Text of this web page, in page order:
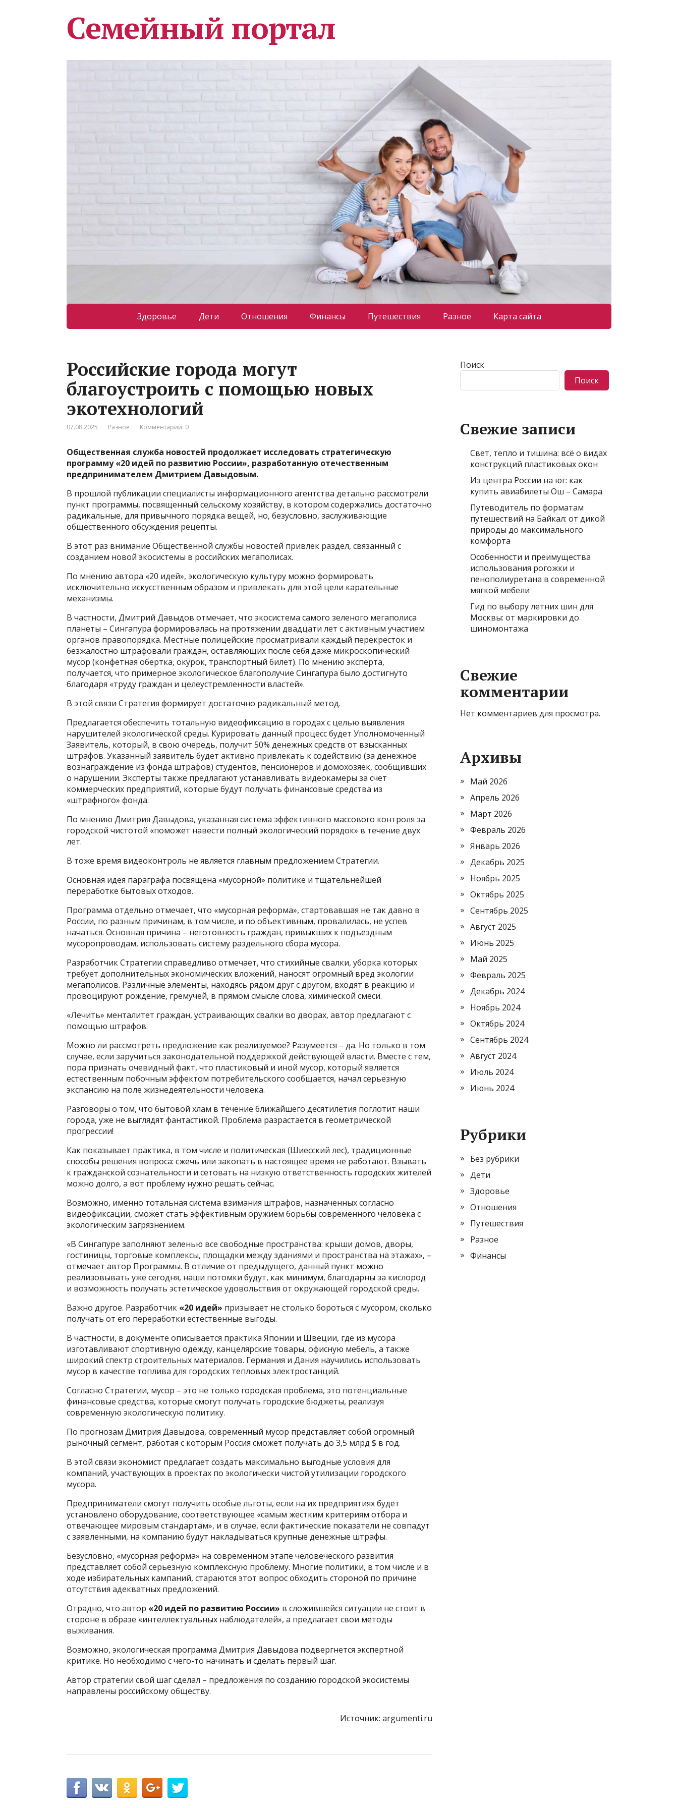
Семейный портал
Здоровье Дети Отношения Финансы Путешествия Разное Карта сайта
Российские города могут
благоустроить с помощью новых
экотехнологий
07.08.2025 Разное Комментарии: 0
Общественная служба новостей продолжает исследовать стратегическую
программу «20 идей по развитию России», разработанную отечественным
предпринимателем Дмитрием Давыдовым.
В прошлой публикации специалисты информационного агентства детально рассмотрели
пункт программы, посвященный сельскому хозяйству, в котором содержались достаточно
радикальные, для привычного порядка вещей, но, безусловно, заслуживающие
общественного обсуждения рецепты.
В этот раз внимание Общественной службы новостей привлек раздел, связанный с
созданием новой экосистемы в российских мегаполисах.
По мнению автора «20 идей», экологическую культуру можно формировать
исключительно искусственным образом и привлекать для этой цели карательные
механизмы.
В частности, Дмитрий Давыдов отмечает, что экосистема самого зеленого мегаполиса
планеты – Сингапура формировалась на протяжении двадцати лет с активным участием
органов правопорядка. Местные полицейские просматривали каждый перекресток и
безжалостно штрафовали граждан, оставляющих после себя даже микроскопический
мусор (конфетная обертка, окурок, транспортный билет). По мнению эксперта,
получается, что примерное экологическое благополучие Сингапура было достигнуто
благодаря «труду граждан и целеустремленности властей».
В этой связи Стратегия формирует достаточно радикальный метод.
Предлагается обеспечить тотальную видеофиксацию в городах с целью выявления
нарушителей экологической среды. Курировать данный процесс будет Уполномоченный
Заявитель, который, в свою очередь, получит 50% денежных средств от взысканных
штрафов. Указанный заявитель будет активно привлекать к содействию (за денежное
вознаграждение из фонда штрафов) студентов, пенсионеров и домохозяек, сообщивших
о нарушении. Эксперты также предлагают устанавливать видеокамеры за счет
коммерческих предприятий, которые будут получать финансовые средства из
«штрафного» фонда.
По мнению Дмитрия Давыдова, указанная система эффективного массового контроля за
городской чистотой «поможет навести полный экологический порядок» в течение двух
лет.
В тоже время видеоконтроль не является главным предложением Стратегии.
Основная идея параграфа посвящена «мусорной» политике и тщательнейшей
переработке бытовых отходов.
Программа отдельно отмечает, что «мусорная реформа», стартовавшая не так давно в
России, по разным причинам, в том числе, и по объективным, провалилась, не успев
начаться. Основная причина – неготовность граждан, привыкших к подъездным
мусоропроводам, использовать систему раздельного сбора мусора.
Разработчик Стратегии справедливо отмечает, что стихийные свалки, уборка которых
требует дополнительных экономических вложений, наносят огромный вред экологии
мегаполисов. Различные элементы, находясь рядом друг с другом, входят в реакцию и
провоцируют рождение, гремучей, в прямом смысле слова, химической смеси.
«Лечить» менталитет граждан, устраивающих свалки во дворах, автор предлагают с
помощью штрафов.
Можно ли рассмотреть предложение как реализуемое? Разумеется – да. Но только в том
случае, если заручиться законодательной поддержкой действующей власти. Вместе с тем,
пора признать очевидный факт, что пластиковый и иной мусор, который является
естественным побочным эффектом потребительского сообщается, начал серьезную
экспансию на поле жизнедеятельности человека.
Разговоры о том, что бытовой хлам в течение ближайшего десятилетия поглотит наши
города, уже не выглядят фантастикой. Проблема разрастается в геометрической
прогрессии!
Как показывает практика, в том числе и политическая (Шиесский лес), традиционные
способы решения вопроса: сжечь или закопать в настоящее время не работают. Взывать
к гражданской сознательности и сетовать на низкую ответственность городских жителей
можно долго, а вот проблему нужно решать сейчас.
Возможно, именно тотальная система взимания штрафов, назначенных согласно
видеофиксации, сможет стать эффективным оружием борьбы современного человека с
экологическим загрязнением.
«В Сингапуре заполняют зеленью все свободные пространства: крыши домов, дворы,
гостиницы, торговые комплексы, площадки между зданиями и пространства на этажах», –
отмечает автор Программы. В отличие от предыдущего, данный пункт можно
реализовывать уже сегодня, наши потомки будут, как минимум, благодарны за кислород
и возможность получать эстетическое удовольствия от окружающей городской среды.
Важно другое. Разработчик «20 идей» призывает не столько бороться с мусором, сколько
получать от его переработки естественные выгоды.
В частности, в документе описывается практика Японии и Швеции, где из мусора
изготавливают спортивную одежду, канцелярские товары, офисную мебель, а также
широкий спектр строительных материалов. Германия и Дания научились использовать
мусор в качестве топлива для городских тепловых электростанций.
Согласно Стратегии, мусор – это не только городская проблема, это потенциальные
финансовые средства, которые смогут получать городские бюджеты, реализуя
современную экологическую политику.
По прогнозам Дмитрия Давыдова, современный мусор представляет собой огромный
рыночный сегмент, работая с которым Россия сможет получать до 3,5 млрд $ в год.
В этой связи экономист предлагает создать максимально выгодные условия для
компаний, участвующих в проектах по экологически чистой утилизации городского
мусора.
Предприниматели смогут получить особые льготы, если на их предприятиях будет
установлено оборудование, соответствующее «самым жестким критериям отбора и
отвечающее мировым стандартам», и в случае, если фактические показатели не совпадут
с заявленными, на компанию будут накладываться крупные денежные штрафы.
Безусловно, «мусорная реформа» на современном этапе человеческого развития
представляет собой серьезную комплексную проблему. Многие политики, в том числе и в
ходе избирательных кампаний, стараются этот вопрос обходить стороной по причине
отсутствия адекватных предложений.
Отрадно, что автор «20 идей по развитию России» в сложившейся ситуации не стоит в
стороне в образе «интеллектуальных наблюдателей», а предлагает свои методы
выживания.
Возможно, экологическая программа Дмитрия Давыдова подвергнется экспертной
критике. Но необходимо с чего-то начинать и сделать первый шаг.
Автор стратегии свой шаг сделал – предложения по созданию городской экосистемы
направлены российскому обществу.
Источник: argumenti.ru
Поиск
Поиск
Свежие записи
Свет, тепло и тишина: всё о видах
конструкций пластиковых окон
Из центра России на юг: как
купить авиабилеты Ош – Самара
Путеводитель по форматам
путешествий на Байкал: от дикой
природы до максимального
комфорта
Особенности и преимущества
использования рогожки и
пенополиуретана в современной
мягкой мебели
Гид по выбору летних шин для
Москвы: от маркировки до
шиномонтажа
Свежие
комментарии
Нет комментариев для просмотра.
Архивы
Май 2026
Апрель 2026
Март 2026
Февраль 2026
Январь 2026
Декабрь 2025
Ноябрь 2025
Октябрь 2025
Сентябрь 2025
Август 2025
Июнь 2025
Май 2025
Февраль 2025
Декабрь 2024
Ноябрь 2024
Октябрь 2024
Сентябрь 2024
Август 2024
Июль 2024
Июнь 2024
Рубрики
Без рубрики
Дети
Здоровье
Отношения
Путешествия
Разное
Финансы